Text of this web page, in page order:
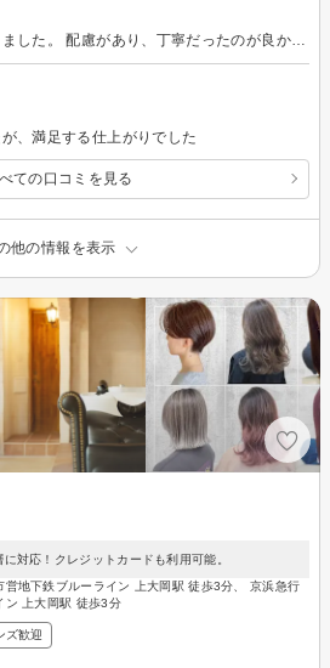
色々と丁寧な対応で、満足しました。 配慮があり、丁寧だったのが良かったです。
、満足する仕上がりでした
ての口コミを見る
他の情報を表示
対応！クレジットカードも利用可能。
営地下鉄ブルーライン 上大岡駅 徒歩3分、 京浜急行
ン 上大岡駅 徒歩3分
ズ歓迎